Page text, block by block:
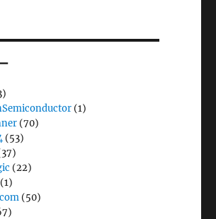
(1)
(70)
(53)
(22)
(1)
(50)